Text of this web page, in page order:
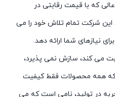
که با قیمت رقابتی در
شرکت تمام تلاش خود را می
نیازهای شما ارائه دهد.
می کند، سازش نمی پذیرد،
که همه محصولات فقط کیفیت
در تولید، نامی است که می